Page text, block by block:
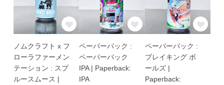
ノムクラフト x フ
ローラファーメン
テーション : スプ
ルースムース |
ペーパーバック :
ペーパーバック
IPA | Paperback:
IPA
ペーパーバック :
ブレイキング ボ
ールズ |
Paperback: